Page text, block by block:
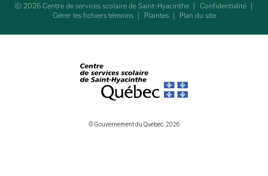
© 2026 Centre de services scolaire de Saint-Hyacinthe | Confidentialité |
Gérer les fichiers témoins | Plaintes | Plan du site
© Gouvernement du Québec. 2026